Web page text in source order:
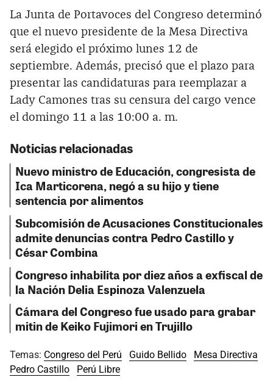
La Junta de Portavoces del Congreso determinó
que el nuevo presidente de la Mesa Directiva
será elegido el próximo lunes 12 de
septiembre. Además, precisó que el plazo para
presentar las candidaturas para reemplazar a
Lady Camones tras su censura del cargo vence
el domingo 11 a las 10:00 a. m.
Noticias relacionadas
Nuevo ministro de Educación, congresista de
Ica Marticorena, negó a su hijo y tiene
sentencia por alimentos
Subcomisión de Acusaciones Constitucionales
admite denuncias contra Pedro Castillo y
César Combina
Congreso inhabilita por diez años a exfiscal de
la Nación Delia Espinoza Valenzuela
Cámara del Congreso fue usado para grabar
mitin de Keiko Fujimori en Trujillo
Temas: Congreso del Perú Guido Bellido
Mesa Directiva
Pedro Castillo
Perú Libre